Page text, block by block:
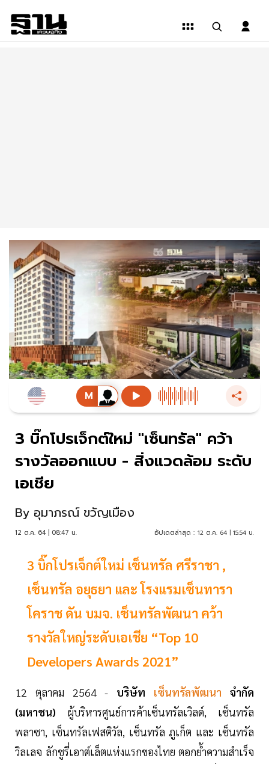
3 บิ๊กโปรเจ็กต์ใหม่ "เซ็นทรัล" คว้า
รางวัลออกแบบ - สิ่งแวดล้อม ระดับ
เอเชีย
By อุมาภรณ์ ขวัญเมือง
12 ต.ค. 64 | 08:47 น. อัปเดตล่าสุด : 12 ต.ค. 64 | 15:54 น.
3 บิ๊กโปรเจ็กต์ใหม่ เซ็นทรัล ศรีราชา ,
เซ็นทรัล อยุธยา และ โรงแรมเซ็นทารา
โคราช ดัน บมจ. เซ็นทรัลพัฒนา คว้า
รางวัลใหญ่ระดับเอเชีย “Top 10
Developers Awards 2021”
12 ตุลาคม 2564 - บริษัท เซ็นทรัลพัฒนาจำกัด
(มหาชน) ผู้บริหารศูนย์การค้าเซ็นทรัลเวิลด์, เซ็นทรัล
พลาซา, เซ็นทรัลเฟสติวัล, เซ็นทรัล ภูเก็ต และ เซ็นทรัล
วิลเลจ ลักชูรี่เอาต์เล็ตแห่งแรกของไทย ตอกย้ำความสำเร็จ